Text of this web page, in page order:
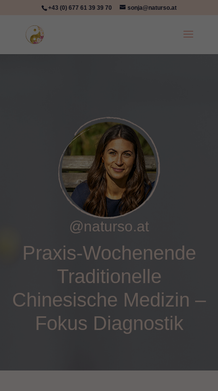
+43 (0) 677 61 39 39 70 sonja@naturso.at
@naturso.at
Praxis-Wochenende
Traditionelle
Chinesische Medizin –
Fokus Diagnostik